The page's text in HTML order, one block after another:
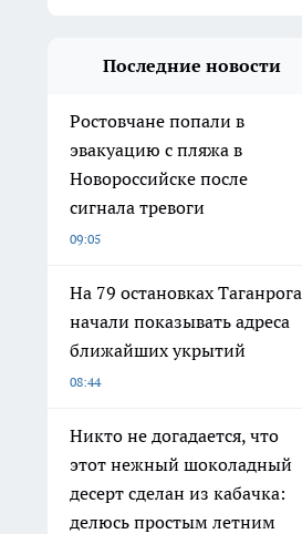
Последние новости
Ростовчане попали в
эвакуацию с пляжа в
Новороссийске после
сигнала тревоги
09:05
На 79 остановках Таганрога
начали показывать адреса
ближайших укрытий
08:44
Никто не догадается, что
этот нежный шоколадный
десерт сделан из кабачка:
делюсь простым летним